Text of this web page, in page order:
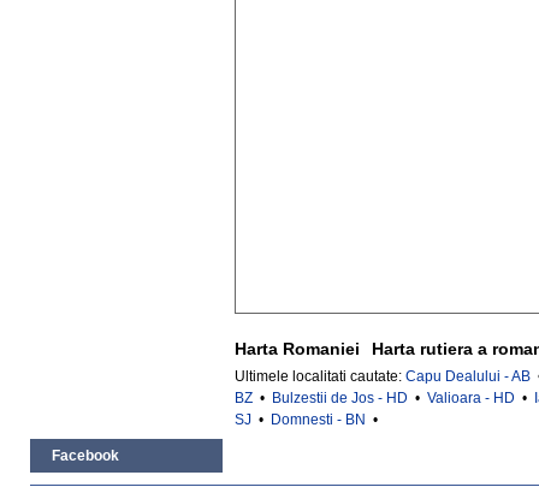
Facebook
Harta Romaniei Harta rutiera a
Ultimele localitati cautate: Capu Dealului - AB
BZ • Bulzestii de Jos - HD • Valioara - HD •
SJ • Domnesti - BN •